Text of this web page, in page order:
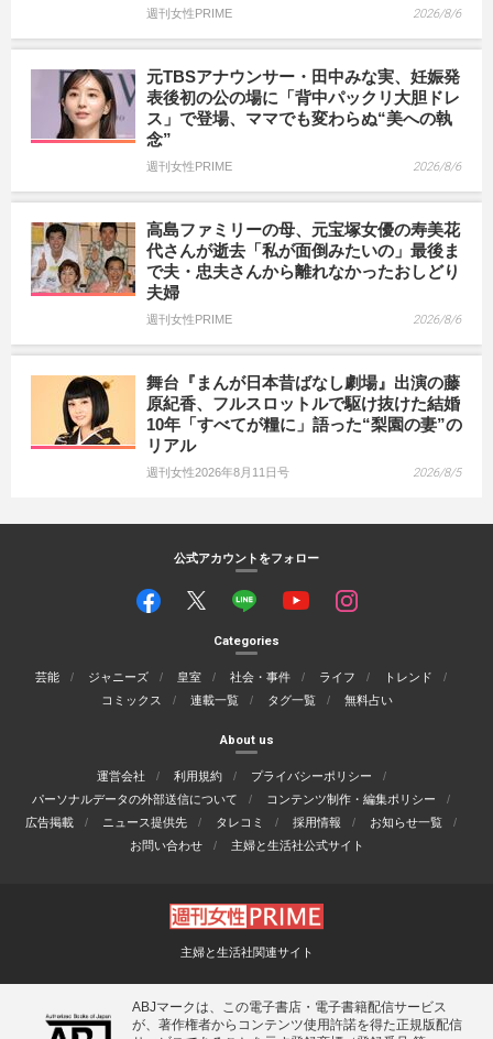
週刊女性PRIME 2026/8/6
元TBSアナウンサー・田中みな実、妊娠発
表後初の公の場に「背中パックリ大胆ドレ
ス」で登場、ママでも変わらぬ“美への執
念”
週刊女性PRIME 2026/8/6
高島ファミリーの母、元宝塚女優の寿美花
代さんが逝去「私が面倒みたいの」最後ま
で夫・忠夫さんから離れなかったおしどり
夫婦
週刊女性PRIME 2026/8/6
舞台『まんが日本昔ばなし劇場』出演の藤
原紀香、フルスロットルで駆け抜けた結婚
10年「すべてが糧に」語った“梨園の妻”の
リアル
週刊女性2026年8月11日号 2026/8/5
公式アカウントをフォロー
Categories
芸能 ジャニーズ 皇室 社会・事件 ライフ
トレンド
コミックス
連載一覧 タグ一覧 無料占い
About us
運営会社 利用規約
プライバシーポリシー
パーソナルデータの外部送信について
コンテンツ制作・編集ポリシー
広告掲載
ニュース提供先 タレコミ 採用情報
お知らせ一覧
お問い合わせ
主婦と生活社公式サイト
主婦と生活社関連サイト
ABJマークは、この電子書店・電子書籍配信サービス
が、著作権者からコンテンツ使用許諾を得た正規版配信